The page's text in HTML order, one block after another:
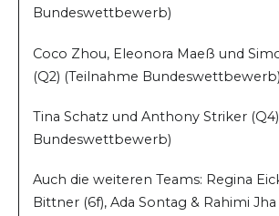
Bundeswettbewerb)
Coco Zhou, Eleonora Maeß und
(Q2) (Teilnahme Bundeswettbewerb)
Tina Schatz und Anthony Striker
Bundeswettbewerb)
Auch die weiteren Teams: Regina
Bittner (6f), Ada Sontag & Rahimi